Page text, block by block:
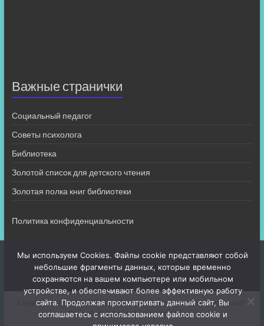
Важные странички
Социальный педагог
Советы психолога
Библиотека
Золотой список для детского чтения
Золотая полка книг библиотеки
Политика конфиденциальности
Copyright © 2026МБОУ СШ 4. Все права защищены. ТемаSpacious
ThemeGrill. На платформе:WordPress.
Мы используем Cookies. Файлы cookie представляют собой
небольшие фрагменты данных, которые временно
сохраняются на вашем компьютере или мобильном
устройстве, и обеспечивают более эффективную работу
сайта. Продолжая просматривать данный сайт, Вы
соглашаетесь с использованием файлов cookie и